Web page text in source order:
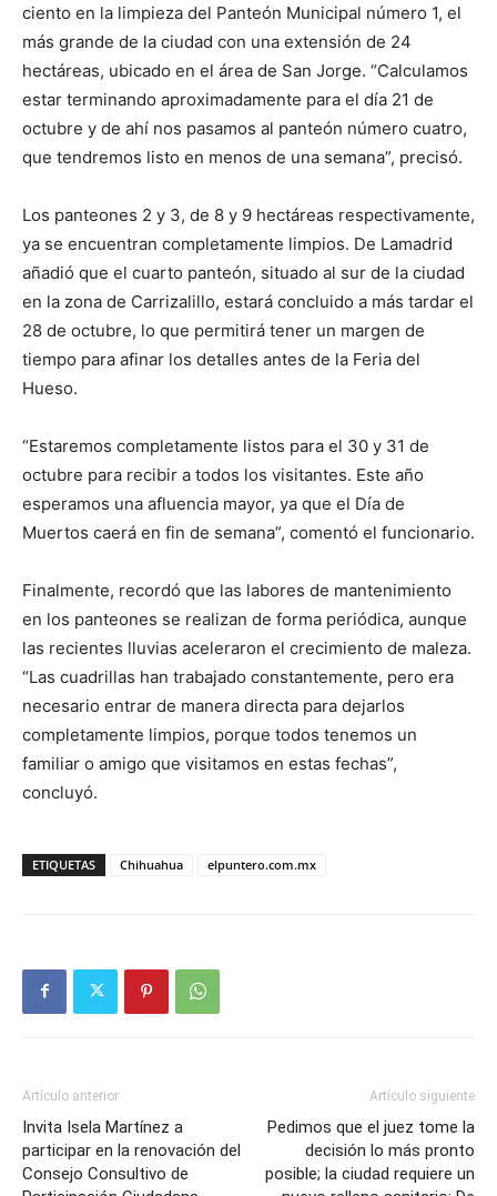
ciento en la limpieza del Panteón Municipal número 1, el
más grande de la ciudad con una extensión de 24
hectáreas, ubicado en el área de San Jorge. “Calculamos
estar terminando aproximadamente para el día 21 de
octubre y de ahí nos pasamos al panteón número cuatro,
que tendremos listo en menos de una semana”, precisó.
Los panteones 2 y 3, de 8 y 9 hectáreas respectivamente,
ya se encuentran completamente limpios. De Lamadrid
añadió que el cuarto panteón, situado al sur de la ciudad
en la zona de Carrizalillo, estará concluido a más tardar el
28 de octubre, lo que permitirá tener un margen de
tiempo para afinar los detalles antes de la Feria del
Hueso.
“Estaremos completamente listos para el 30 y 31 de
octubre para recibir a todos los visitantes. Este año
esperamos una afluencia mayor, ya que el Día de
Muertos caerá en fin de semana”, comentó el funcionario.
Finalmente, recordó que las labores de mantenimiento
en los panteones se realizan de forma periódica, aunque
las recientes lluvias aceleraron el crecimiento de maleza.
“Las cuadrillas han trabajado constantemente, pero era
necesario entrar de manera directa para dejarlos
completamente limpios, porque todos tenemos un
familiar o amigo que visitamos en estas fechas”,
concluyó.
ETIQUETAS Chihuahua elpuntero.com.mx
Artículo anterior
Invita Isela Martínez a
participar en la renovación del
Consejo Consultivo de
Artículo siguiente
Pedimos que el juez tome la
decisión lo más pronto
posible; la ciudad requiere un